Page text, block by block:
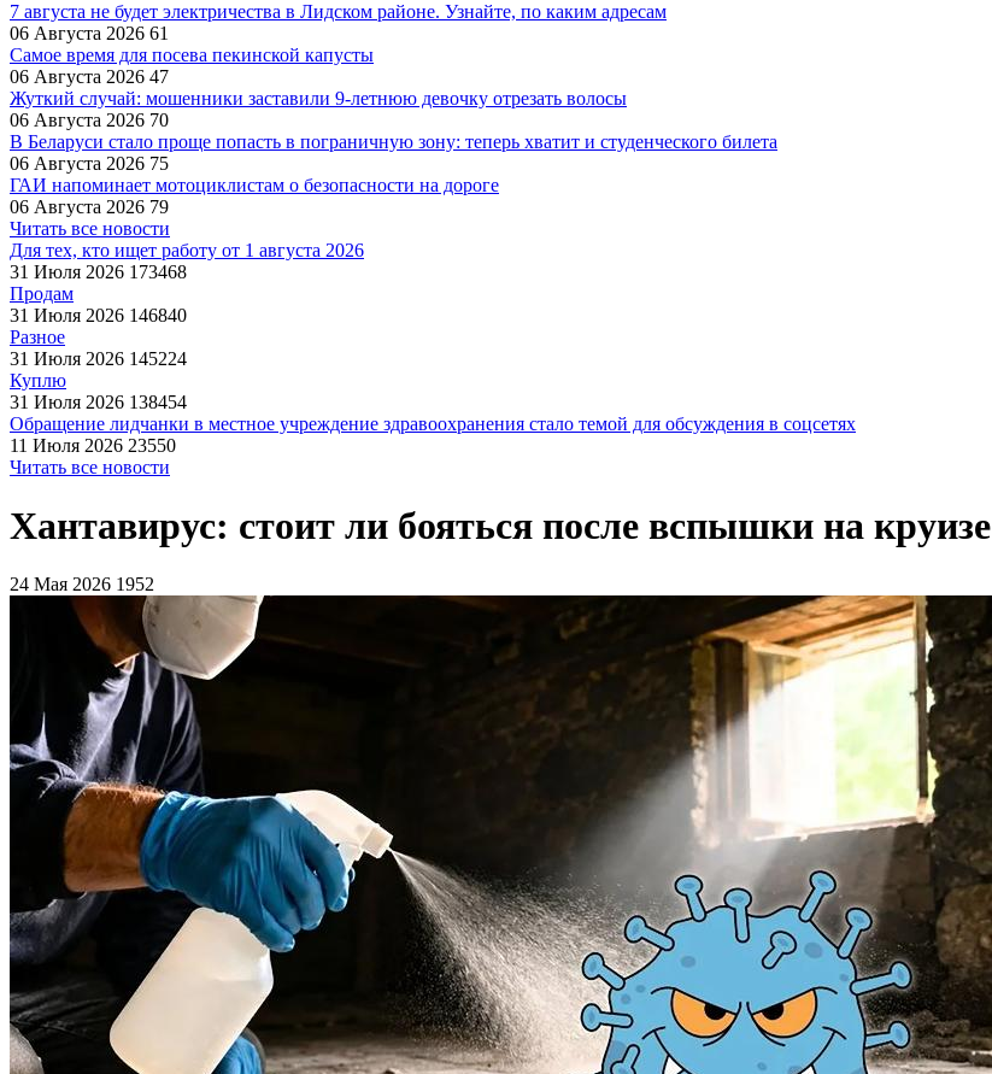
7 августа не будет электричества в Лидском районе. Узнайте, по каким адресам
06 Августа 2026 61
Самое время для посева пекинской капусты
06 Августа 2026 47
Жуткий случай: мошенники заставили 9‑летнюю девочку отрезать волосы
06 Августа 2026 70
В Беларуси стало проще попасть в пограничную зону: теперь хватит и студенческого билета
06 Августа 2026 75
ГАИ напоминает мотоциклистам о безопасности на дороге
06 Августа 2026 79
Читать все новости
Для тех, кто ищет работу от 1 августа 2026
31 Июля 2026 173468
Продам
31 Июля 2026 146840
Разное
31 Июля 2026 145224
Куплю
31 Июля 2026 138454
Обращение лидчанки в местное учреждение здравоохранения стало темой для обсуждения в соцсетях
11 Июля 2026 23550
Читать все новости
Хантавирус: стоит ли бояться после вспышки на круизе
24 Мая 2026 1952